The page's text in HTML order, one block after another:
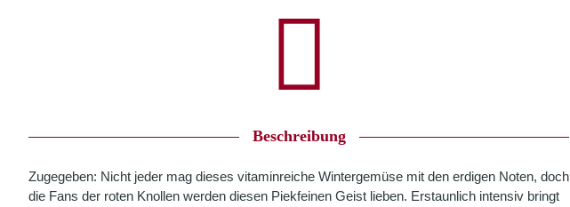
Beschreibung
Zugegeben: Nicht jeder mag dieses vitaminreiche Wintergemüse mit den erdigen Noten, doch
die Fans der roten Knollen werden diesen Piekfeinen Geist lieben. Erstaunlich intensiv bringt